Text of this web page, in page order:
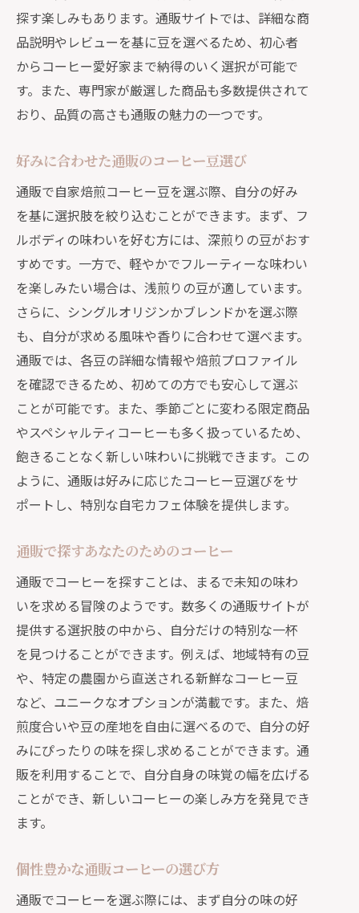
探す楽しみもあります。通販サイトでは、詳細な商
品説明やレビューを基に豆を選べるため、初心者
からコーヒー愛好家まで納得のいく選択が可能で
す。また、専門家が厳選した商品も多数提供されて
おり、品質の高さも通販の魅力の一つです。
好みに合わせた通販のコーヒー豆選び
通販で自家焙煎コーヒー豆を選ぶ際、自分の好み
を基に選択肢を絞り込むことができます。まず、フ
ルボディの味わいを好む方には、深煎りの豆がおす
すめです。一方で、軽やかでフルーティーな味わい
を楽しみたい場合は、浅煎りの豆が適しています。
さらに、シングルオリジンかブレンドかを選ぶ際
も、自分が求める風味や香りに合わせて選べます。
通販では、各豆の詳細な情報や焙煎プロファイル
を確認できるため、初めての方でも安心して選ぶ
ことが可能です。また、季節ごとに変わる限定商品
やスペシャルティコーヒーも多く扱っているため、
飽きることなく新しい味わいに挑戦できます。この
ように、通販は好みに応じたコーヒー豆選びをサ
ポートし、特別な自宅カフェ体験を提供します。
通販で探すあなたのためのコーヒー
通販でコーヒーを探すことは、まるで未知の味わ
いを求める冒険のようです。数多くの通販サイトが
提供する選択肢の中から、自分だけの特別な一杯
を見つけることができます。例えば、地域特有の豆
や、特定の農園から直送される新鮮なコーヒー豆
など、ユニークなオプションが満載です。また、焙
煎度合いや豆の産地を自由に選べるので、自分の好
みにぴったりの味を探し求めることができます。通
販を利用することで、自分自身の味覚の幅を広げる
ことができ、新しいコーヒーの楽しみ方を発見でき
ます。
個性豊かな通販コーヒーの選び方
通販でコーヒーを選ぶ際には、まず自分の味の好